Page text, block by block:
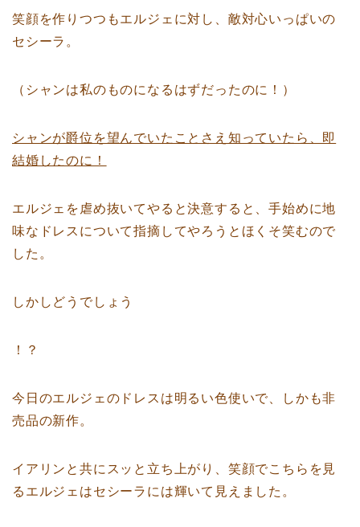
笑顔を作りつつもエルジェに対し、敵対心いっぱいの
セシーラ。
（シャンは私のものになるはずだったのに！）
シャンが爵位を望んでいたことさえ知っていたら、即
結婚したのに！
エルジェを虐め抜いてやると決意すると、手始めに地
味なドレスについて指摘してやろうとほくそ笑むので
した。
しかしどうでしょう
！？
今日のエルジェのドレスは明るい色使いで、しかも非
売品の新作。
イアリンと共にスッと立ち上がり、笑顔でこちらを見
るエルジェはセシーラには輝いて見えました。